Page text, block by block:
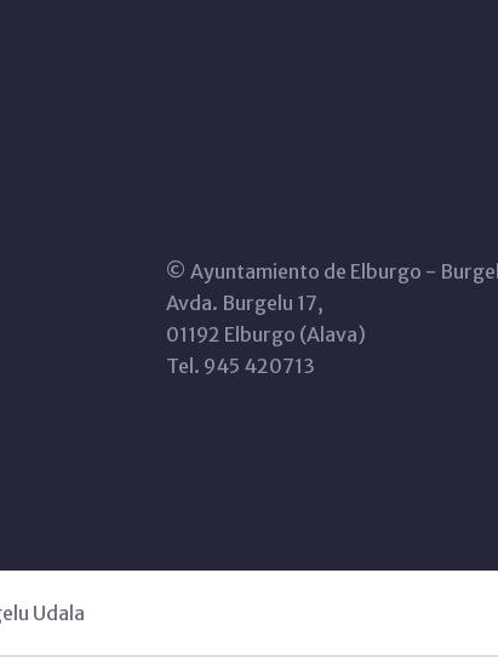
© Ayuntamiento de Elburgo -
Avda. Burgelu 17,
01192 Elburgo (Alava)
Tel. 945 420713
Udala